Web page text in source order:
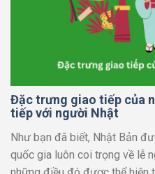
Đặc trưng giao tiếp của
tiếp với người Nhật
Như bạn đã biết, Nhật Bản
quốc gia luôn coi trọng về lễ